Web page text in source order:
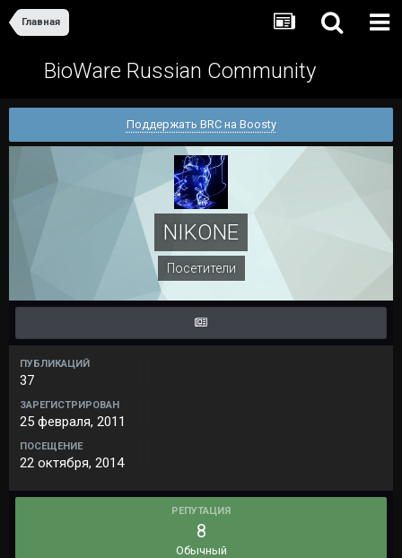
Главная
BioWare Russian Community
Поддержать BRC на Boosty
NIKONE
Посетители
ПУБЛИКАЦИЙ
37
ЗАРЕГИСТРИРОВАН
25 февраля, 2011
ПОСЕЩЕНИЕ
22 октября, 2014
РЕПУТАЦИЯ
8
Обычный